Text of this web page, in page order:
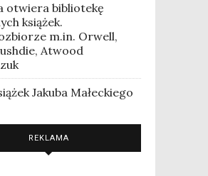
otwiera bibliotekę
książek.
m.in. Orwell,
Atwood
Jakuba Małeckiego
REKLAMA